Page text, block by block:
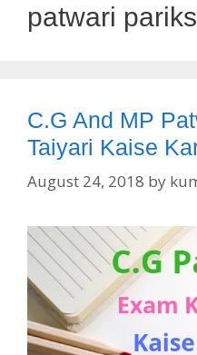
patwari
C.G And MP
Taiyari Kaise
August 24, 2018 by